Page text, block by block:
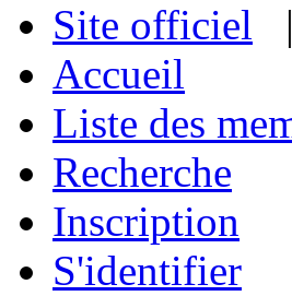
Site officiel |
Accueil
Liste des
Recherche
Inscription
S'identifier